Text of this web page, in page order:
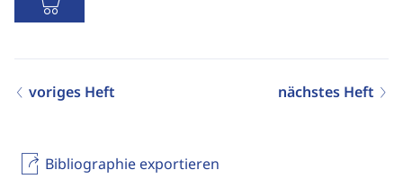
Bibliographie exportieren
voriges Heft nächstes Heft